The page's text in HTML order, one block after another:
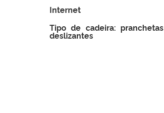
Internet
Tipo de cadeira: pranchetas
deslizantes